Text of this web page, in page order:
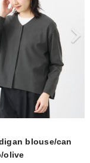
blouse/can
olive